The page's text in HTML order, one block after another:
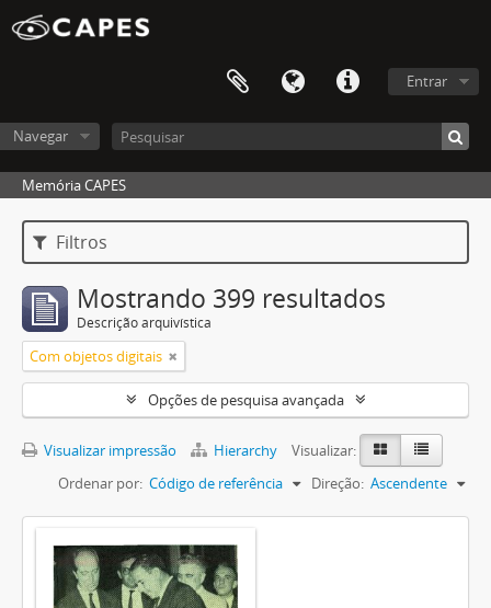
Entrar
Navegar
Memória CAPES
Filtros
Mostrando 399 resultados
Descrição arquivística
Com objetos digitais
Opções de pesquisa avançada
Visualizar impressão Hierarchy
Visualizar:
Ordenar por: Código de referência Direção: Ascendente